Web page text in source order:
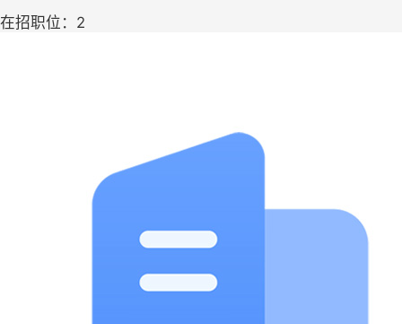
在招职位：2